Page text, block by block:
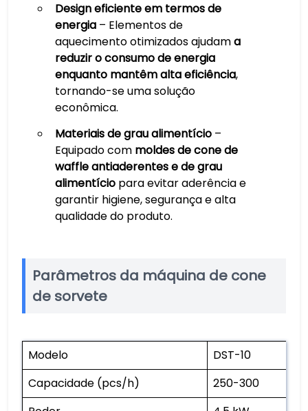
Design eficiente em termos de
energia– Elementos de
aquecimento otimizados ajudama
reduzir o consumo de energia
enquanto mantêm alta eficiência,
tornando-se uma solução
econômica.
Materiais de grau alimentício–
Equipado com moldes de cone de
waffle antiaderentes e de grau
alimentíciopara evitar aderência e
garantir higiene, segurança e alta
qualidade do produto.
Parâmetros da máquina de cone
de sorvete
Modelo DST-10
Capacidade (pcs/h)
250-300